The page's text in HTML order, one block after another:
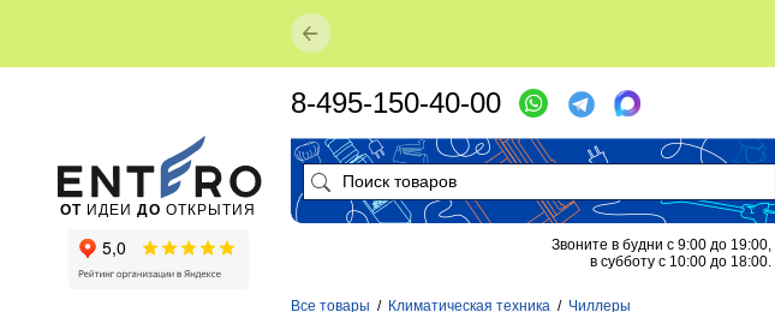
Все товары / Климатическая техника / Чиллеры
ОТ ИДЕИ ДО ОТКРЫТИЯ
8-495-150-40-00
Звоните в будни с 9:00 до 19:00,
в субботу с 10:00 до 18:00.